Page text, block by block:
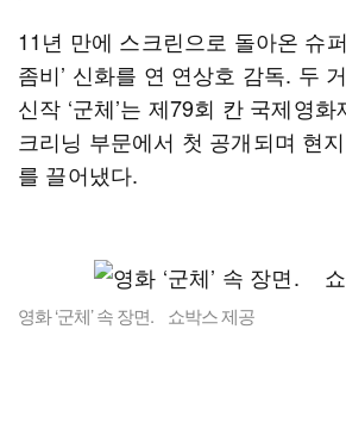
11년 만에 스크린으로 돌아온 슈
좀비’ 신화를 연 연상호 감독. 두
신작 ‘군체’는 제79회 칸 국제영
크리닝 부문에서 첫 공개되며 현
를 끌어냈다.
영화 ‘군체’ 속 장면. 쇼박스 제공